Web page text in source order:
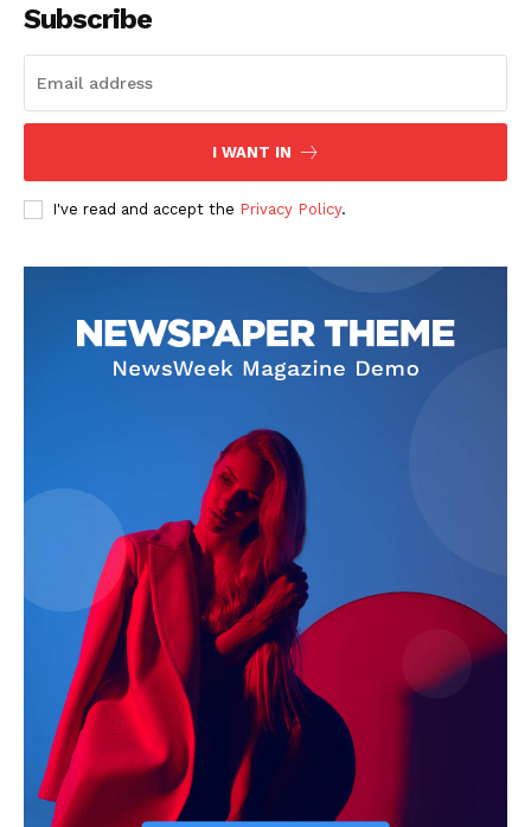
Subscribe
I WANT IN
I've read and accept the Privacy Policy.